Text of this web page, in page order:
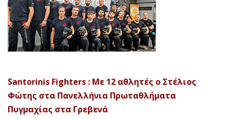
Santorinis Fighters : Με 12 αθλητές ο Στέλιος
Φώτης στα Πανελλήνια Πρωταθλήματα
Πυγμαχίας στα Γρεβενά